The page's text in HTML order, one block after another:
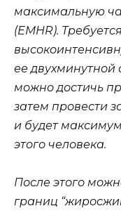
максимальную
(EMHR).
ее двухминутной
можно достичь
затем провести
и будет
этого человека.
После этого
границ